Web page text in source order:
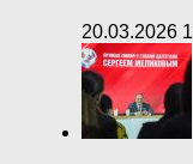
20.03.2026